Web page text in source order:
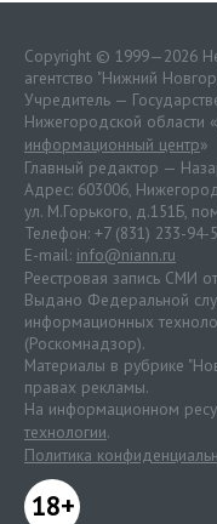
Copyright © 1999—2026
агентство "Нижний
Учредитель —
Нижегородской области «
информационный центр»
Главный редактор —
Адрес: 603006,
ул. М.Горького, д.151Б,
Телефон: +7 (831) 233-94-
E-mail: info@niann.ru
Реестровая запись СМИ
Выдано Федеральной
информационных
(Роскомнадзор).
Материалы в рубрике
правах рекламы.
На информационном
технологии.
Политика
18+